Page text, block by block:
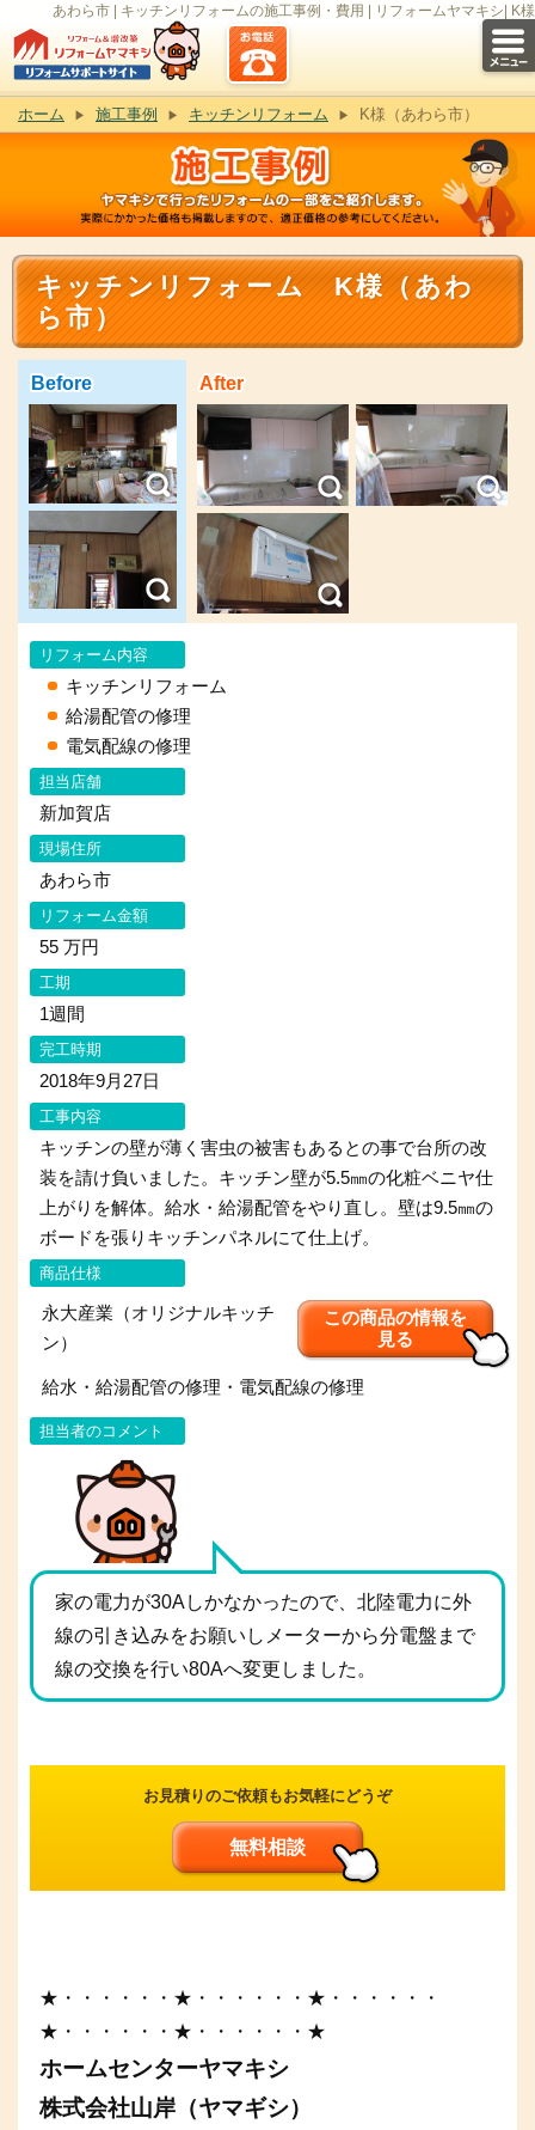
あわら市 | キッチンリフォームの施工事例・費用 | リフォームヤマキシ| K様
ホーム 施工事例 キッチンリフォーム K様（あわら市）
キッチンリフォーム K様（あわ
ら市）
Before After
リフォーム内容
キッチンリフォーム
給湯配管の修理
電気配線の修理
担当店舗
新加賀店
現場住所
あわら市
リフォーム金額
55 万円
工期
1週間
完工時期
2018年9月27日
工事内容
キッチンの壁が薄く害虫の被害もあるとの事で台所の改
装を請け負いました。キッチン壁が5.5㎜の化粧ベニヤ仕
上がりを解体。給水・給湯配管をやり直し。壁は9.5㎜の
ボードを張りキッチンパネルにて仕上げ。
商品仕様
永大産業（オリジナルキッチ
ン）
この商品の情報を
見る
給水・給湯配管の修理・電気配線の修理
担当者のコメント
家の電力が30Aしかなかったので、北陸電力に外
線の引き込みをお願いしメーターから分電盤まで
線の交換を行い80Aへ変更しました。
お見積りのご依頼もお気軽にどうぞ
無料相談
★・・・・・・★・・・・・・★・・・・・・
★・・・・・・★・・・・・・★
ホームセンターヤマキシ
株式会社山岸（ヤマギシ）